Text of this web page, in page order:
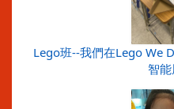
Lego班--我們在Lego We
智能